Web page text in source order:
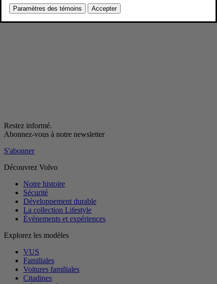
Pour consulter toute l’information sur les droits d’auteur, cliquez ici